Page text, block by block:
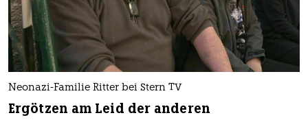
Neonazi-Familie Ritter bei Stern TV
Ergötzen am Leid der anderen